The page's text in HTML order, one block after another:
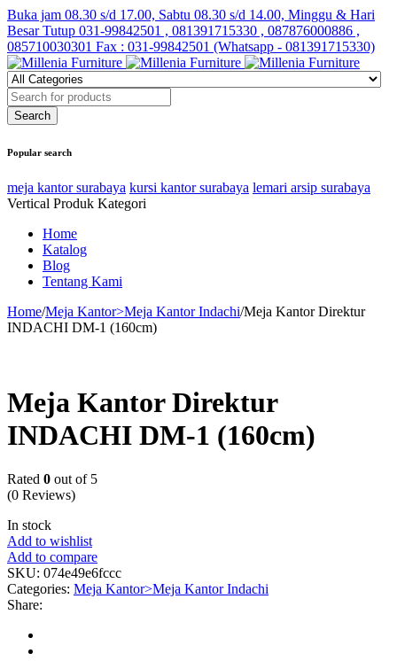
Buka jam 08.30 s/d 17.00, Sabtu 08.30 s/d 14.00, Minggu & Hari
Besar Tutup 031-99842501 , 081391715330 , 087876000886 ,
085710030301 Fax : 031-99842501 (Whatsapp - 081391715330)
Popular search
meja kantor surabaya kursi kantor surabaya lemari arsip surabaya
Vertical Produk Kategori
Home
Katalog
Blog
Tentang Kami
Home/Meja Kantor>Meja Kantor Indachi/Meja Kantor Direktur
INDACHI DM-1 (160cm)
Meja Kantor Direktur
INDACHI DM-1 (160cm)
Rated 0 out of 5
(0 Reviews)
In stock
Add to wishlist
Add to compare
SKU: 074e49e6fccc
Categories: Meja Kantor>Meja Kantor Indachi
Share: